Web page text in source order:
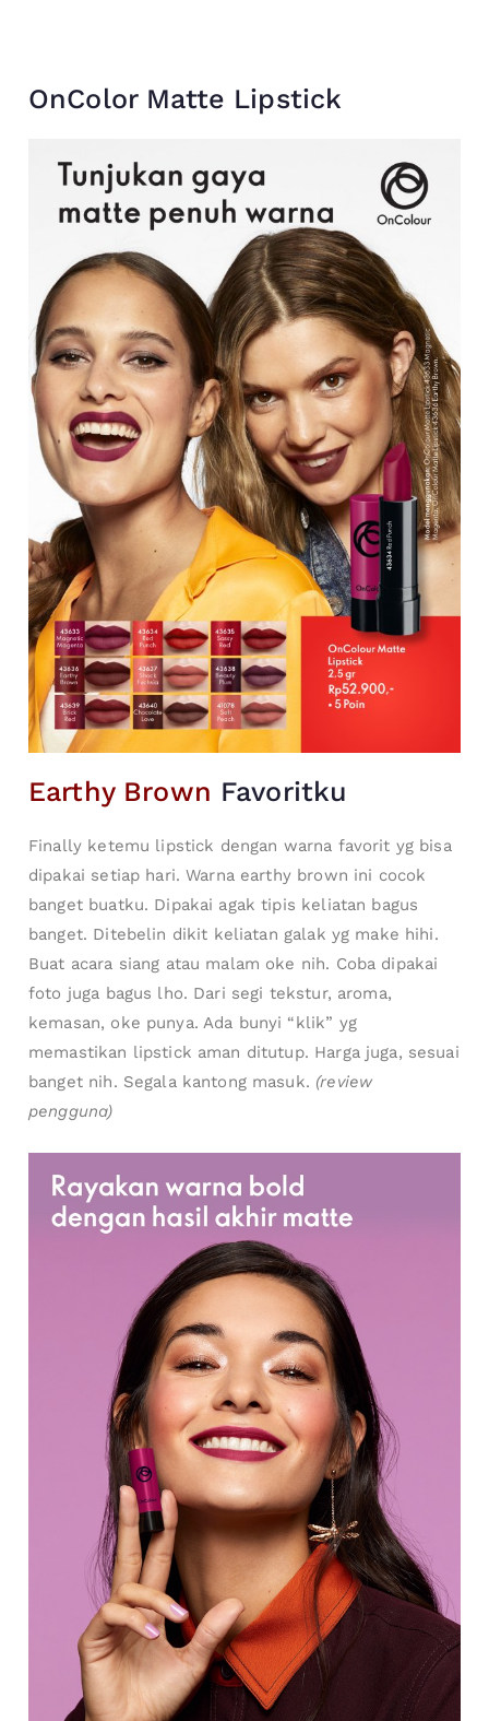
OnColor Matte Lipstick
Earthy Brown Favoritku
Finally ketemu lipstick dengan warna favorit yg bisa
dipakai setiap hari. Warna earthy brown ini cocok
banget buatku. Dipakai agak tipis keliatan bagus
banget. Ditebelin dikit keliatan galak yg make hihi.
Buat acara siang atau malam oke nih. Coba dipakai
foto juga bagus lho. Dari segi tekstur, aroma,
kemasan, oke punya. Ada bunyi “klik” yg
memastikan lipstick aman ditutup. Harga juga, sesuai
banget nih. Segala kantong masuk. (review
pengguna)